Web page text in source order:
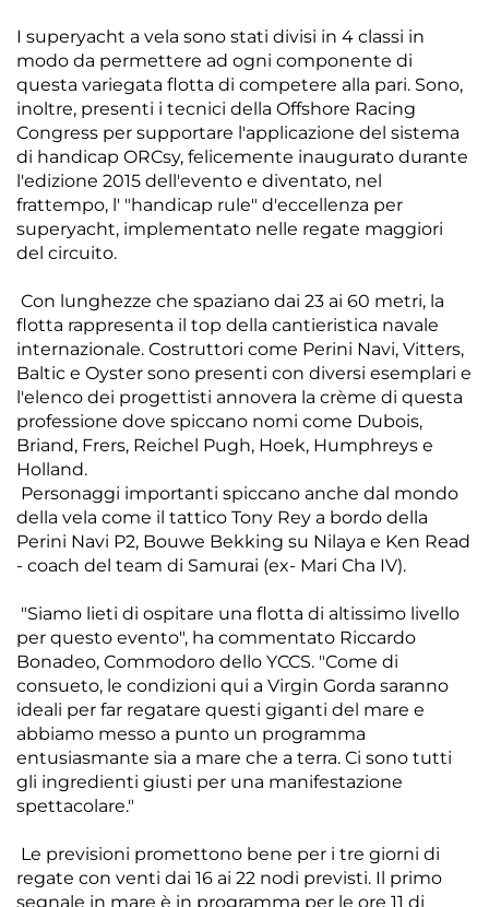
I superyacht a vela sono stati divisi in 4 classi in
modo da permettere ad ogni componente di
questa variegata flotta di competere alla pari. Sono,
inoltre, presenti i tecnici della Offshore Racing
Congress per supportare l'applicazione del sistema
di handicap ORCsy, felicemente inaugurato durante
l'edizione 2015 dell'evento e diventato, nel
frattempo, l' "handicap rule" d'eccellenza per
superyacht, implementato nelle regate maggiori
del circuito.
Con lunghezze che spaziano dai 23 ai 60 metri, la
flotta rappresenta il top della cantieristica navale
internazionale. Costruttori come Perini Navi, Vitters,
Baltic e Oyster sono presenti con diversi esemplari e
l'elenco dei progettisti annovera la crème di questa
professione dove spiccano nomi come Dubois,
Briand, Frers, Reichel Pugh, Hoek, Humphreys e
Holland.
Personaggi importanti spiccano anche dal mondo
della vela come il tattico Tony Rey a bordo della
Perini Navi P2, Bouwe Bekking su Nilaya e Ken Read
- coach del team di Samurai (ex- Mari Cha IV).
"Siamo lieti di ospitare una flotta di altissimo livello
per questo evento", ha commentato Riccardo
Bonadeo, Commodoro dello YCCS. "Come di
consueto, le condizioni qui a Virgin Gorda saranno
ideali per far regatare questi giganti del mare e
abbiamo messo a punto un programma
entusiasmante sia a mare che a terra. Ci sono tutti
gli ingredienti giusti per una manifestazione
spettacolare."
Le previsioni promettono bene per i tre giorni di
regate con venti dai 16 ai 22 nodi previsti. Il primo
segnale in mare è in programma per le ore 11 di